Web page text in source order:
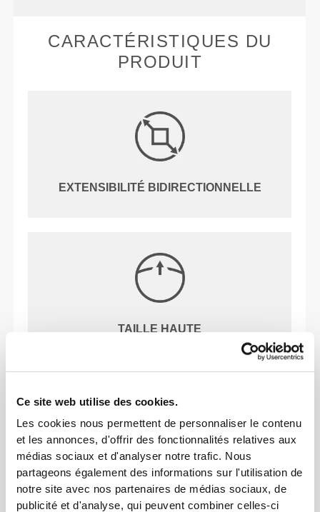
Ce site web utilise des cookies.
Les cookies nous permettent de personnaliser le contenu
et les annonces, d'offrir des fonctionnalités relatives aux
médias sociaux et d'analyser notre trafic. Nous
partageons également des informations sur l'utilisation de
notre site avec nos partenaires de médias sociaux, de
publicité et d'analyse, qui peuvent combiner celles-ci
CARACTÉRISTIQUES DU
PRODUIT
EXTENSIBILITÉ BIDIRECTIONNELLE
TAILLE HAUTE
NOTRE ÉTIQUETTE EST
TON CONFORT.